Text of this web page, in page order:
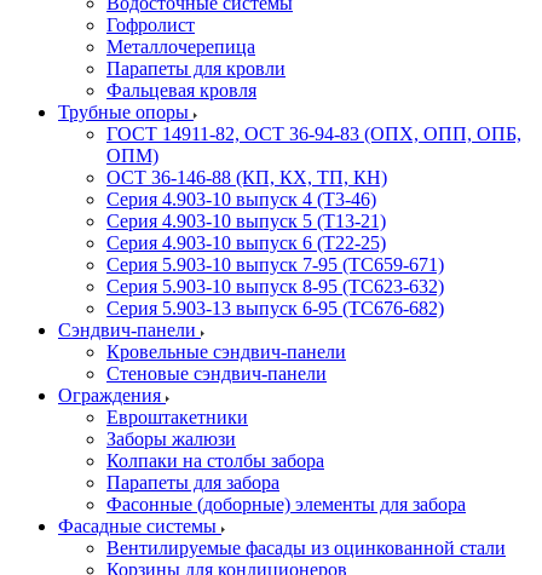
Гофролист
Металлочерепица
Парапеты для кровли
Фальцевая кровля
Трубные опоры
ГОСТ 14911-82, ОСТ 36-94-83 (ОПХ, ОПП, ОПБ,
ОПМ)
ОСТ 36-146-88 (КП, КХ, ТП, КН)
Серия 4.903-10 выпуск 4 (Т3-46)
Серия 4.903-10 выпуск 5 (Т13-21)
Серия 4.903-10 выпуск 6 (Т22-25)
Серия 5.903-10 выпуск 7-95 (ТС659-671)
Серия 5.903-10 выпуск 8-95 (ТС623-632)
Серия 5.903-13 выпуск 6-95 (ТС676-682)
Сэндвич-панели
Кровельные сэндвич-панели
Стеновые сэндвич-панели
Ограждения
Евроштакетники
Заборы жалюзи
Колпаки на столбы забора
Парапеты для забора
Фасонные (доборные) элементы для забора
Фасадные системы
Вентилируемые фасады из оцинкованной стали
Корзины для кондиционеров